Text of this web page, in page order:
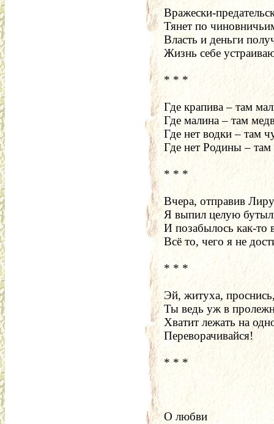
Вражески-
Тянет по
Власть и деньги
Жизнь себе
* * *
Где крапива – там
Где малина – там
Где нет водки – там
Где нет Родины – там
* * *
Вчера, отправив
Я выпил целую
И позабылось как-то
Всё то, чего я не
* * *
Эй, житуха,
Ты ведь уж в
Хватит лежать на
Переворачивайся!
* * *
О любви